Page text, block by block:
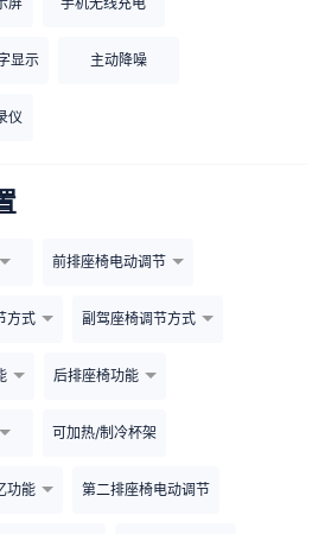
显示 主动降噪
仪
前排座椅电动调节
方式 副驾座椅调节方式
后排座椅功能
可加热/制冷杯架
功能 第二排座椅电动调节